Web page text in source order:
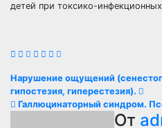
детей при токсико-
Навигация
по
Нарушение ощущений
гипостезия, гиперестезия).
Галлюцинаторный синдром.
От